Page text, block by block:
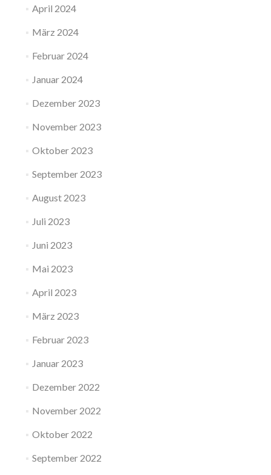
April 2024
März 2024
Februar 2024
Januar 2024
Dezember 2023
November 2023
Oktober 2023
September 2023
August 2023
Juli 2023
Juni 2023
Mai 2023
April 2023
März 2023
Februar 2023
Januar 2023
Dezember 2022
November 2022
Oktober 2022
September 2022